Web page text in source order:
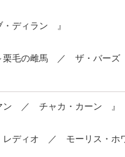
ディラン 』
栗毛の雌馬 ／ ザ・バー
ン ／ チャカ・カーン 』
レディオ ／ モーリス・